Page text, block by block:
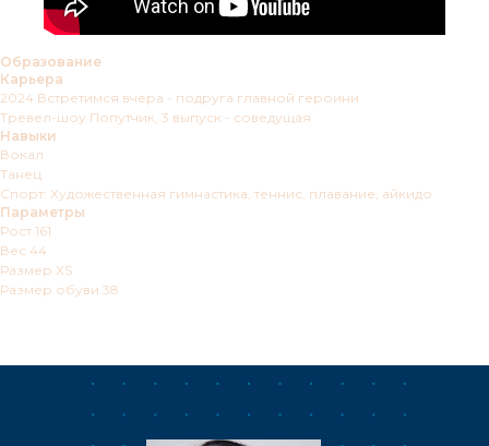
Образование
Карьера
2024 Встретимся вчера - подруга главной героини
Тревел-шоу Попутчик, 3 выпуск - соведущая
Навыки
Вокал
Танец
Спорт: Художественная гимнастика, теннис, плавание, айкидо
Параметры
Рост 161
Вес 44
Размер ХS
Размер обуви 38